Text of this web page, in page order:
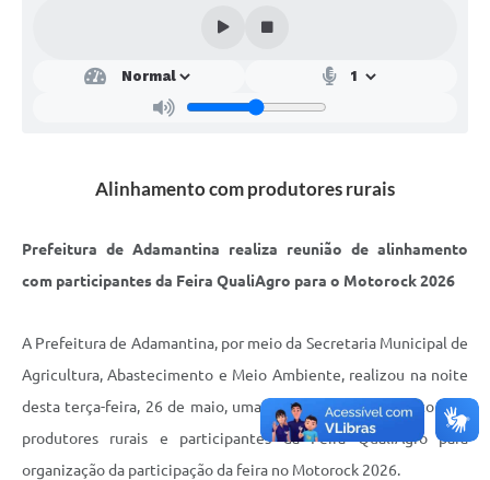
Alinhamento com produtores rurais
Prefeitura de Adamantina realiza reunião de alinhamento
com participantes da Feira QualiAgro para o Motorock 2026
A Prefeitura de Adamantina, por meio da Secretaria Municipal de
Agricultura, Abastecimento e Meio Ambiente, realizou na noite
desta terça-feira, 26 de maio, uma reunião de alinhamento com
produtores rurais e participantes da Feira QualiAgro para
organização da participação da feira no Motorock 2026.